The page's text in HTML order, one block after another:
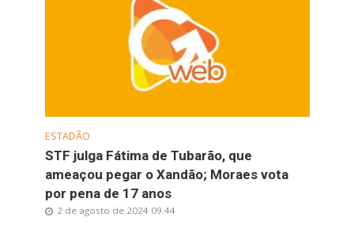
ESTADÃO
STF julga Fátima de Tubarão, que
ameaçou pegar o Xandão; Moraes vota
por pena de 17 anos
2 de agosto de 2024 09:44